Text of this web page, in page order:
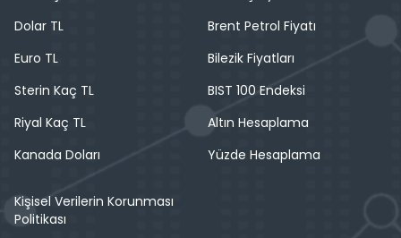
Dolar TL
Euro TL
Sterin Kaç TL
Riyal Kaç TL
Kanada Doları
Brent Petrol Fiyatı
Bilezik Fiyatları
BIST 100 Endeksi
Altın Hesaplama
Yüzde Hesaplama
Kişisel Verilerin Korunması
Politikası